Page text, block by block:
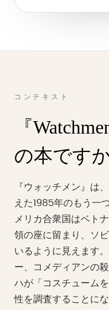
コンテキスト
『
の本です
『ウォッチメン』は
えた1985年のもう一
メリカ合衆国はベト
領の座に留まり、ソ
いるように見えます
ー、コメディアンの
ハが「コスチューム
性を調査することにな